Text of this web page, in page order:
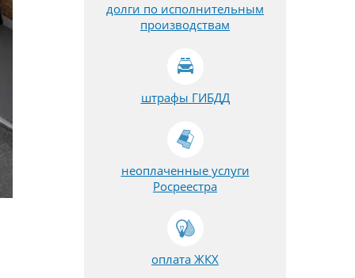
долги по исполнительным
производствам
штрафы ГИБДД
неоплаченные услуги
Росреестра
оплата ЖКХ